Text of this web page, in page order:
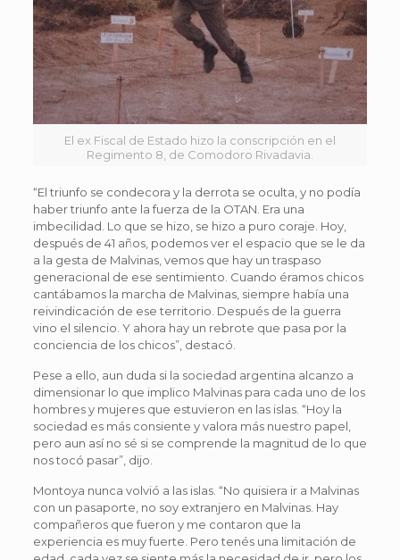
El ex Fiscal de Estado hizo la conscripción en el
Regimento 8, de Comodoro Rivadavia.
“El triunfo se condecora y la derrota se oculta, y no podía
haber triunfo ante la fuerza de la OTAN. Era una
imbecilidad. Lo que se hizo, se hizo a puro coraje. Hoy,
después de 41 años, podemos ver el espacio que se le da
a la gesta de Malvinas, vemos que hay un traspaso
generacional de ese sentimiento. Cuando éramos chicos
cantábamos la marcha de Malvinas, siempre había una
reivindicación de ese territorio. Después de la guerra
vino el silencio. Y ahora hay un rebrote que pasa por la
conciencia de los chicos”, destacó.
Pese a ello, aun duda si la sociedad argentina alcanzo a
dimensionar lo que implico Malvinas para cada uno de los
hombres y mujeres que estuvieron en las islas. “Hoy la
sociedad es más consiente y valora más nuestro papel,
pero aun así no sé si se comprende la magnitud de lo que
nos tocó pasar”, dijo.
Montoya nunca volvió a las islas. “No quisiera ir a Malvinas
con un pasaporte, no soy extranjero en Malvinas. Hay
compañeros que fueron y me contaron que la
experiencia es muy fuerte. Pero tenés una limitación de